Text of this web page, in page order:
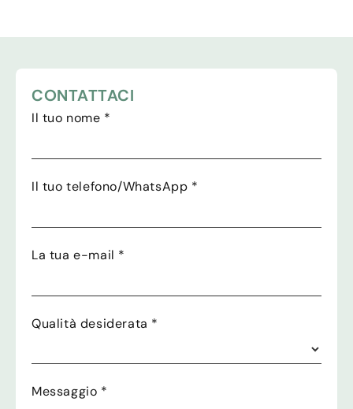
CONTATTACI
Il tuo nome *
Il tuo telefono/WhatsApp *
La tua e-mail *
Qualità desiderata *
Messaggio *